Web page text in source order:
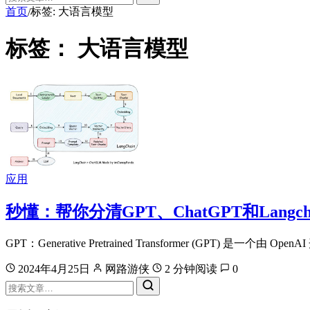
首页/标签: 大语言模型
标签： 大语言模型
应用
秒懂：帮你分清GPT、ChatGPT和
GPT：Generative Pretrained Transformer (GPT) 是一个由
2024年4月25日 网路游侠 2 分钟阅读 0